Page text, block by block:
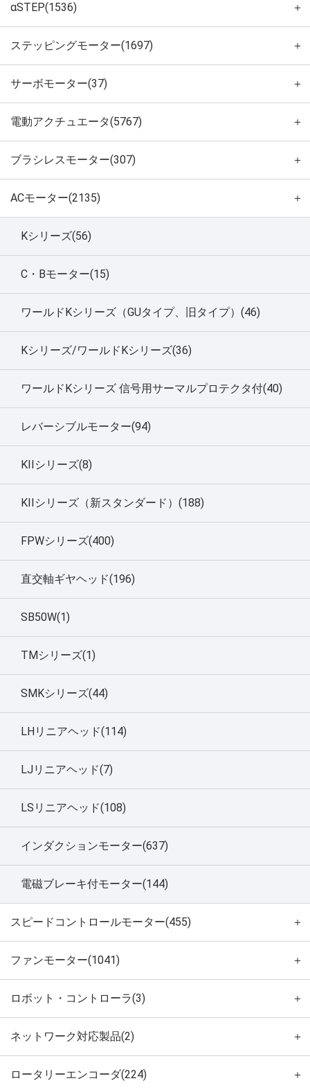
αSTEP(1536) ＋
ステッピングモーター(1697) ＋
サーボモーター(37) ＋
電動アクチュエータ(5767) ＋
ブラシレスモーター(307) ＋
ACモーター(2135) ＋
Kシリーズ(56)
C・Bモーター(15)
ワールドKシリーズ（GUタイプ、旧タイプ）(46)
Kシリーズ/ワールドKシリーズ(36)
ワールドKシリーズ 信号用サーマルプロテクタ付(40)
レバーシブルモーター(94)
KIIシリーズ(8)
KIIシリーズ（新スタンダード）(188)
FPWシリーズ(400)
直交軸ギヤヘッド(196)
SB50W(1)
TMシリーズ(1)
SMKシリーズ(44)
LHリニアヘッド(114)
LJリニアヘッド(7)
LSリニアヘッド(108)
インダクションモーター(637)
電磁ブレーキ付モーター(144)
スピードコントロールモーター(455) ＋
ファンモーター(1041) ＋
ロボット・コントローラ(3) ＋
ネットワーク対応製品(2) ＋
ロータリーエンコーダ(224) ＋